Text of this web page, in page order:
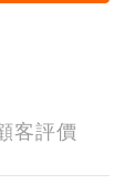
客評價